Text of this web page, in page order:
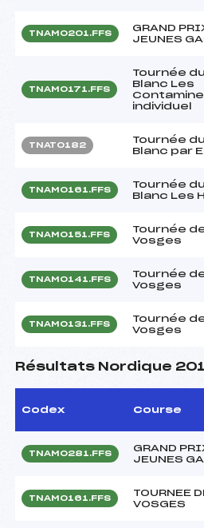
TNAM0201.FFS
GRAND
JEUNES
TNAM0171.FFS
Tournée
Blanc Les
individuel
TNAT0182
Tournée
Blanc par
TNAM0161.FFS
Tournée
Blanc Les
TNAM0151.FFS
Tournée
Vosges
TNAM0141.FFS
Tournée
Vosges
TNAM0131.FFS
Tournée
Vosges
Résultats Nordique
Codex Course
TNAM0281.FFS
GRAND
JEUNES
TNAM0161.FFS
TOURNEE
VOSGES